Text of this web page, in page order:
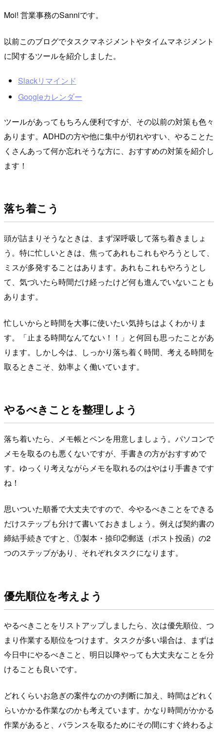
Moi! 営業事務のSanniです。
以前このブログでタスクマネジメントやタイムマネジメント
に関するツールを紹介しました。
Slackリマインド
Googleカレンダー
ツールがあってもちろん便利ですが、その以前の対策も色々
あります。ADHDの方や他に集中が切れやすい、やることた
くさんあって何か忘れそうな方に、おすすめの対策を紹介し
ます！
落ち着こう
頭が詰まりそうなときは、まず深呼吸して落ち着きましょ
う。特に忙しいときは、焦ってあれもこれもやろうとして、
ミスが多発することはあります。あれもこれもやろうとし
て、気づいたら時間だけ経ったけど何も進んでいないことも
あります。
忙しいからと時間を大事に使いたい気持ちはよくわかりま
す。「止まる時間なんてない！！」と何回も思ったことがあ
ります。しかし今は、しっかり落ち着く時間、考える時間を
取るときこそ、効率よく働いています。
やるべきことを整理しよう
落ち着いたら、メモ帳とペンを用意しましょう。パソコンで
メモを取るのも悪くないですが、手書きの方がおすすめで
す。ゆっくり考えながらメモを取れるのはやはり手書きです
ね！
思いついた順番で大丈夫ですので、今やるべきことをできる
だけステップも分けて書いておきましょう。例えば契約書の
締結手続きですと、①製本・捺印②郵送（ポスト投函）の2
つのステップがあり、それぞれタスクになります。
優先順位を考えよう
やるべきことをリストアップしましたら、次は優先順位、つ
まり作業する順位をつけます。タスクが多い場合は、まずは
今日中にやるべきこと、明日以降やっても大丈夫なことを分
けることも良いです。
どれくらいお急ぎの案件なのかの判断に加え、時間はどれく
らいかかる作業なのかも考えています。かなり時間がかかる
作業があると、バランスを取るためにその間にすぐ終わるよ